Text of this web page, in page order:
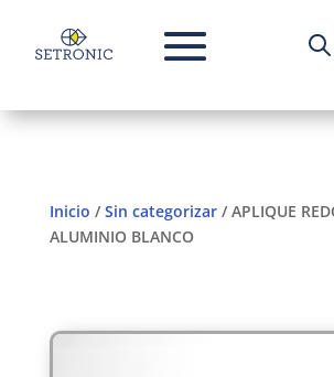
Inicio /Sin categorizar/ APLIQUE
ALUMINIO BLANCO